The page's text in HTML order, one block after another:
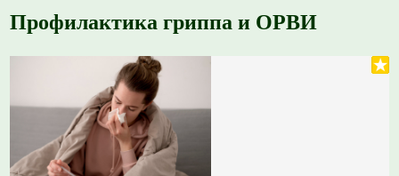
Профилактика гриппа и ОРВИ